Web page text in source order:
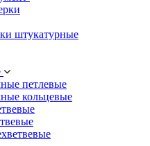
штукатурные
петлевые
кольцевые